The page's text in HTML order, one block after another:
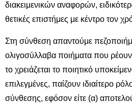
διακειμενικών αναφορών,
θετικές επιστήμες με κέντρο τον
Στη σύνθεση απαντούμε
ολιγοσύλλαβα ποιήματα που
το χρειάζεται το ποιητικό
επιλεγμένες, παίζουν ιδιαίτερο
σύνθεσης, εφόσον είτε (α)